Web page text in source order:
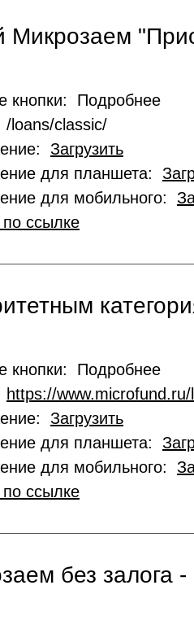
Микрозаем
кнопки: Подробнее
loans/classic/
Загрузить
для планшета:
для мобильного:
ссылке
кнопки: Подробнее
https://
Загрузить
для планшета:
для мобильного:
ссылке
без залога